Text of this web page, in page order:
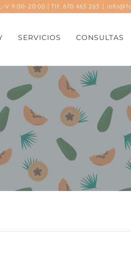
V 9:00-20:00 | Tlf. 670 463 263 |
SERVICIOS CONSULTAS